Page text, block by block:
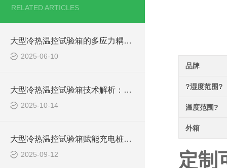
RELATED ARTICLES
大型冷热温控试验箱的多应力耦合技术实践
2025-06-10
大型冷热温控试验箱技术解析：自行车整机适配 + 骑行模拟装置设计
2025-10-14
大型冷热温控试验箱赋能充电桩质量：从参数控制到多场耦合测试
2025-09-12
品牌
?湿度范围?
温度范围?
外箱
定制